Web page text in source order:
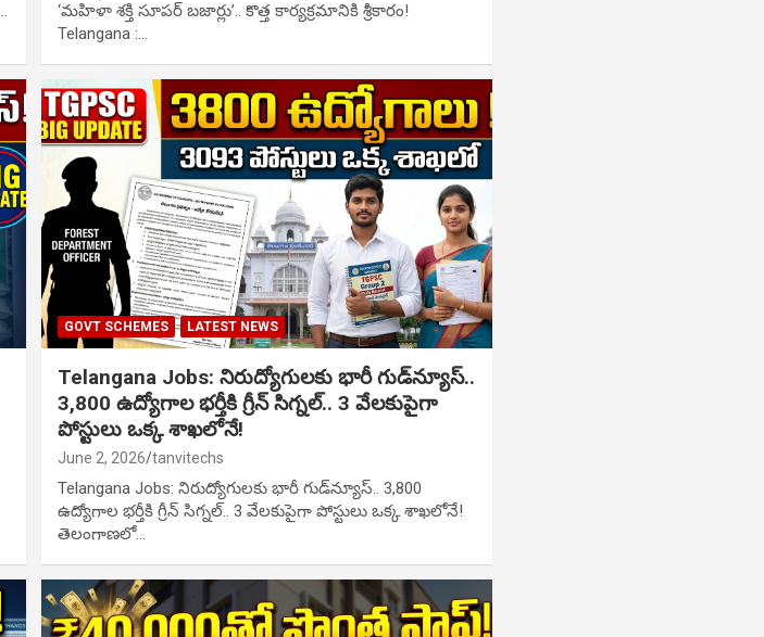
‘మహిళా శక్తి సూపర్ బజార్లు’.. కొత్త కార్యక్రమానికి శ్రీకారం!
Telangana :…
GOVT SCHEMES LATEST NEWS
Telangana Jobs: నిరుద్యోగులకు భారీ గుడ్‌న్యూస్..
3,800 ఉద్యోగాల భర్తీకి గ్రీన్ సిగ్నల్.. 3 వేలకుపైగా
పోస్టులు ఒక్క శాఖలోనే!
June 2, 2026 tanvitechs
Telangana Jobs: నిరుద్యోగులకు భారీ గుడ్‌న్యూస్.. 3,800
ఉద్యోగాల భర్తీకి గ్రీన్ సిగ్నల్.. 3 వేలకుపైగా పోస్టులు ఒక్క శాఖలోనే!
తెలంగాణలో…